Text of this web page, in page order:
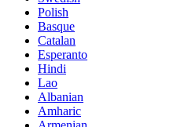
Polish
Basque
Catalan
Esperanto
Hindi
Lao
Albanian
Amharic